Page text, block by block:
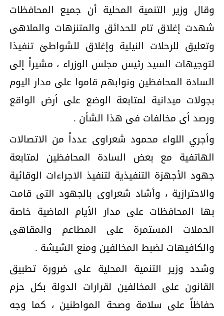
وقال وزير التنمية المحلية أن جميع المحافظات
شهدت إغلاق تام للحدائق والمتنزهات والملاهى
وتعليق للرحلات النيلية وإغلاق للشواطئ تنفيذا
لتوجيهات السيد رئيس مجلس الوزراء ، مشيراً إلى
السادة المحافظين ونوابهم قاموا على مدار اليوم
بجولات ميدانية لمتابعة الوضع على أرض الواقع
ورصد أى مخالفات فى هذا الشأن .
وأجري اللواء محمود شعراوى عدداً من الاتصالات
الهاتفية مع بعض السادة المحافظين لمتابعة
جهود الأجهزة التنفيذية لتنفيذ الاجراءات الوقائية
والاحترازية ، وأشاد شعراوى بالجهود التى قامت
بها المحافظات على مدار الأيام الماضية خاصة
الحملات المستمرة على المطاعم والمقاهى
والكافيهات لضبط المخالفين ومنع الشيشة .
وشدد وزير التنمية المحلية على ضرورة تطبيق
القانون على المخالفين لقرارات الدولة بكل حزم
حفاظاً على سلامة وصحة المواطنين ، كما وجه